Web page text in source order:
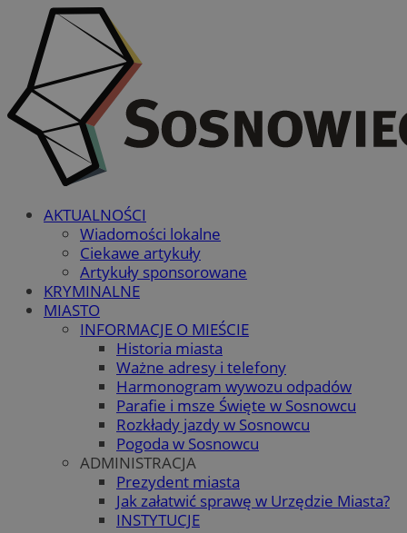
AKTUALNOŚCI
Wiadomości lokalne
Ciekawe artykuły
Artykuły sponsorowane
KRYMINALNE
MIASTO
INFORMACJE O MIEŚCIE
Historia miasta
Ważne adresy i telefony
Harmonogram wywozu odpadów
Parafie i msze Święte w Sosnowcu
Rozkłady jazdy w Sosnowcu
Pogoda w Sosnowcu
ADMINISTRACJA
Prezydent miasta
Jak załatwić sprawę w Urzędzie Miasta?
INSTYTUCJE